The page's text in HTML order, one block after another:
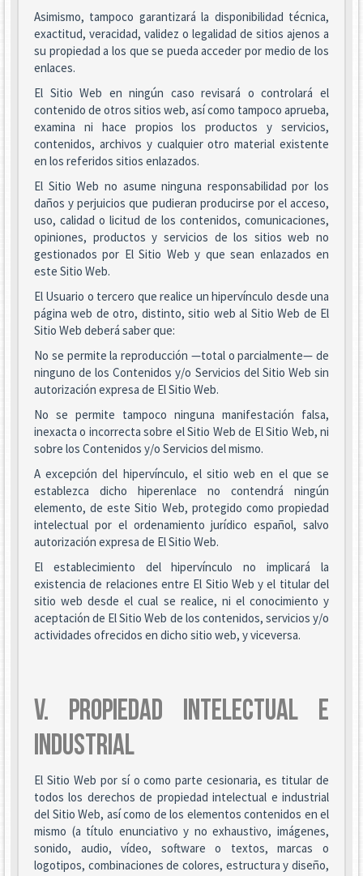
Asimismo, tampoco garantizará la disponibilidad técnica,
exactitud, veracidad, validez o legalidad de sitios ajenos a
su propiedad a los que se pueda acceder por medio de los
enlaces.
El Sitio Web en ningún caso revisará o controlará el
contenido de otros sitios web, así como tampoco aprueba,
examina ni hace propios los productos y servicios,
contenidos, archivos y cualquier otro material existente
en los referidos sitios enlazados.
El Sitio Web no asume ninguna responsabilidad por los
daños y perjuicios que pudieran producirse por el acceso,
uso, calidad o licitud de los contenidos, comunicaciones,
opiniones, productos y servicios de los sitios web no
gestionados por El Sitio Web y que sean enlazados en
este Sitio Web.
El Usuario o tercero que realice un hipervínculo desde una
página web de otro, distinto, sitio web al Sitio Web de El
Sitio Web deberá saber que:
No se permite la reproducción —total o parcialmente— de
ninguno de los Contenidos y/o Servicios del Sitio Web sin
autorización expresa de El Sitio Web.
No se permite tampoco ninguna manifestación falsa,
inexacta o incorrecta sobre el Sitio Web de El Sitio Web, ni
sobre los Contenidos y/o Servicios del mismo.
A excepción del hipervínculo, el sitio web en el que se
establezca dicho hiperenlace no contendrá ningún
elemento, de este Sitio Web, protegido como propiedad
intelectual por el ordenamiento jurídico español, salvo
autorización expresa de El Sitio Web.
El establecimiento del hipervínculo no implicará la
existencia de relaciones entre El Sitio Web y el titular del
sitio web desde el cual se realice, ni el conocimiento y
aceptación de El Sitio Web de los contenidos, servicios y/o
actividades ofrecidos en dicho sitio web, y viceversa.
V. PROPIEDAD INTELECTUAL E
INDUSTRIAL
El Sitio Web por sí o como parte cesionaria, es titular de
todos los derechos de propiedad intelectual e industrial
del Sitio Web, así como de los elementos contenidos en el
mismo (a título enunciativo y no exhaustivo, imágenes,
sonido, audio, vídeo, software o textos, marcas o
logotipos, combinaciones de colores, estructura y diseño,